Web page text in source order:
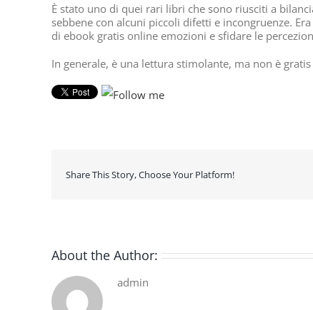
È stato uno di quei rari libri che sono riusciti a
sebbene con alcuni piccoli difetti e incongruenze.
di ebook gratis online emozioni e sfidare le
In generale, è una lettura stimolante, ma non è
Share This Story, Choose Your Platform!
About the Author:
admin